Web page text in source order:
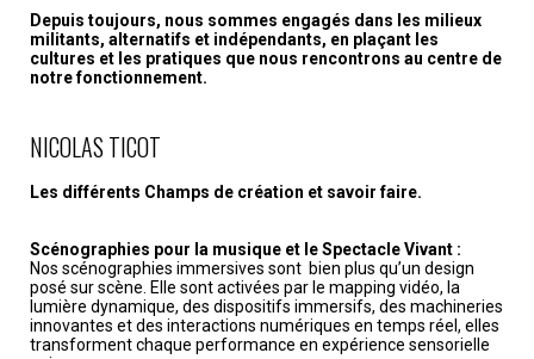
Depuis toujours, nous sommes engagés dans les milieux
militants, alternatifs et indépendants, en plaçant les
cultures et les pratiques que nous rencontrons au centre de
notre fonctionnement.
NICOLAS TICOT
Les différents Champs de création et savoir faire.
Scénographies pour la musique et le Spectacle Vivant :
Nos scénographies immersives sont bien plus qu’un design
posé sur scène. Elle sont activées par le mapping vidéo, la
lumière dynamique, des dispositifs immersifs, des machineries
innovantes et des interactions numériques en temps réel, elles
transforment chaque performance en expérience sensorielle